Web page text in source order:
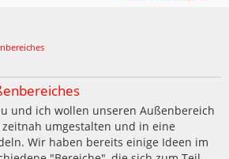
und ich wollen unseren Außenbereich
umgestalten und in eine
Wir haben bereits einige Ideen im